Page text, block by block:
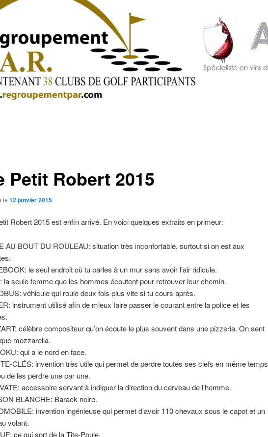
Petit Robert 2015
le 12 janvier 2015
Robert 2015 est enfin arrivé. En voici quelques extraits en primeur:
AU BOUT DU ROULEAU: situation très inconfortable, surtout si on est aux
le seul endroit où tu parles à un mur sans avoir l’air ridicule.
la seule femme que les hommes écoutent pour retrouver leur chemin.
véhicule qui roule deux fois plus vite si tu cours après.
instrument utilisé afin de mieux faire passer le courant entre la police et les
célèbre compositeur qu’on écoute le plus souvent dans une pizzeria. On sent
mozzarella.
qui a le nord en face.
CLÉS: invention très utile qui permet de perdre toutes ses clefs en même temps
de les perdre une par une.
accessoire servant à indiquer la direction du cerveau de l’homme.
BLANCHE: Barack noire.
invention ingénieuse qui permet d’avoir 110 chevaux sous le capot et un
volant.
ce qui sort de la Tite-Poule.